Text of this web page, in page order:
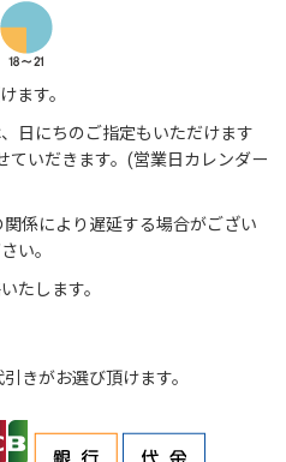
ます。
日にちのご指定もいただけます
ていだきます。(営業日カレンダー
係により遅延する場合がござい
い。
たします。
きがお選び頂けます。